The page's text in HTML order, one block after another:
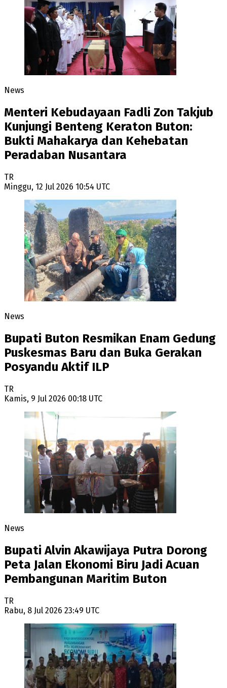
News
Menteri Kebudayaan Fadli Zon Takjub
Kunjungi Benteng Keraton Buton:
Bukti Mahakarya dan Kehebatan
Peradaban Nusantara
TR
Minggu, 12 Jul 2026 10:54 UTC
News
Bupati Buton Resmikan Enam Gedung
Puskesmas Baru dan Buka Gerakan
Posyandu Aktif ILP
TR
Kamis, 9 Jul 2026 00:18 UTC
News
Bupati Alvin Akawijaya Putra Dorong
Peta Jalan Ekonomi Biru Jadi Acuan
Pembangunan Maritim Buton
TR
Rabu, 8 Jul 2026 23:49 UTC